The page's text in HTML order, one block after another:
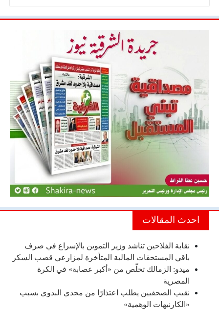
احدث المقالات
نقابة الفلاحين تناشد وزير التموين بالإسراع في صرف
باقي المستحقات المالية المتأخرة لمزارعي قصب السكر
ميدو: الزمالك تخلّص من «أكبر عصابة» في الكرة
المصرية
نقيب الصحفيين يطلب اعتذارًا من مجدي البدوي بسبب
«الكارنيهات الوهمية»